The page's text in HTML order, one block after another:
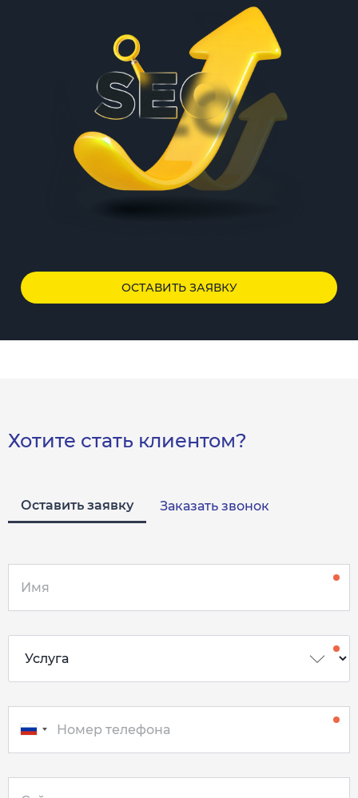
ОСТАВИТЬ ЗАЯВКУ
Хотите стать клиентом?
Оставить заявку Заказать звонок